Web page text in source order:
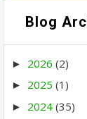
Blog
► 2026 (2)
► 2025 (1)
► 2024 (35)